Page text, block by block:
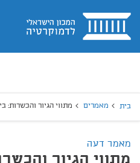
בית
בית מאמרים מתווי הגיור והכשרות:
מאמר דעה